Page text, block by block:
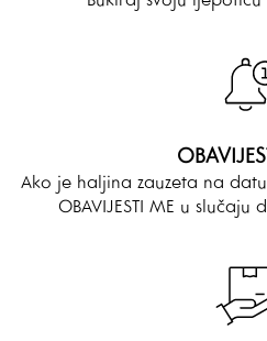
Ako je haljina zauzeta na
OBAVIJESTI ME u